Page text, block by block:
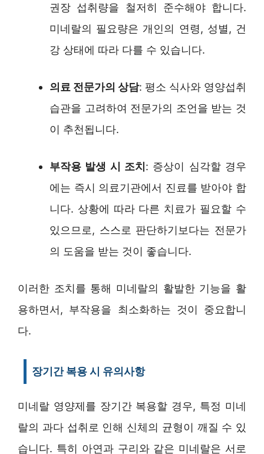
권장 섭취량을 철저히 준수해야 합니다.
미네랄의 필요량은 개인의 연령, 성별, 건
강 상태에 따라 다를 수 있습니다.
의료 전문가의 상담: 평소 식사와 영양섭취
습관을 고려하여 전문가의 조언을 받는 것
이 추천됩니다.
부작용 발생 시 조치: 증상이 심각할 경우
에는 즉시 의료기관에서 진료를 받아야 합
니다. 상황에 따라 다른 치료가 필요할 수
있으므로, 스스로 판단하기보다는 전문가
의 도움을 받는 것이 좋습니다.
이러한 조치를 통해 미네랄의 활발한 기능을 활
용하면서, 부작용을 최소화하는 것이 중요합니
다.
장기간 복용 시 유의사항
미네랄 영양제를 장기간 복용할 경우, 특정 미네
랄의 과다 섭취로 인해 신체의 균형이 깨질 수 있
습니다. 특히 아연과 구리와 같은 미네랄은 서로